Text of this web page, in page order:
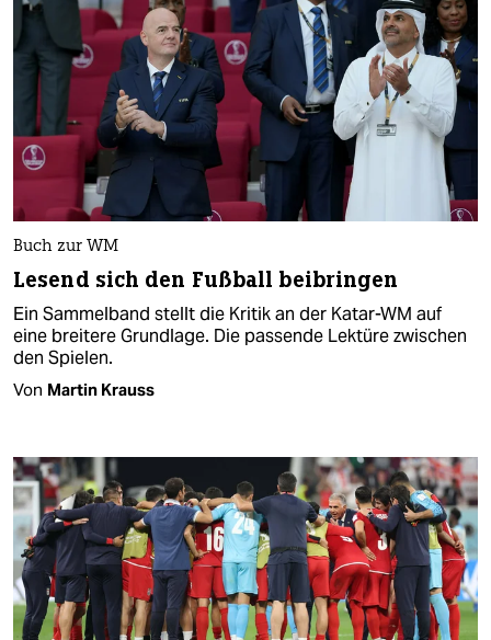
Buch zur WM
Lesend sich den Fußball beibringen
Ein Sammelband stellt die Kritik an der Katar-WM auf
eine breitere Grundlage. Die passende Lektüre zwischen
den Spielen.
Von Martin Krauss